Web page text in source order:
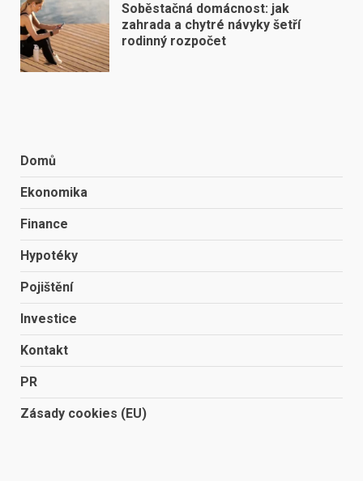
Soběstačná domácnost: jak
zahrada a chytré návyky šetří
rodinný rozpočet
Domů
Ekonomika
Finance
Hypotéky
Pojištění
Investice
Kontakt
PR
Zásady cookies (EU)